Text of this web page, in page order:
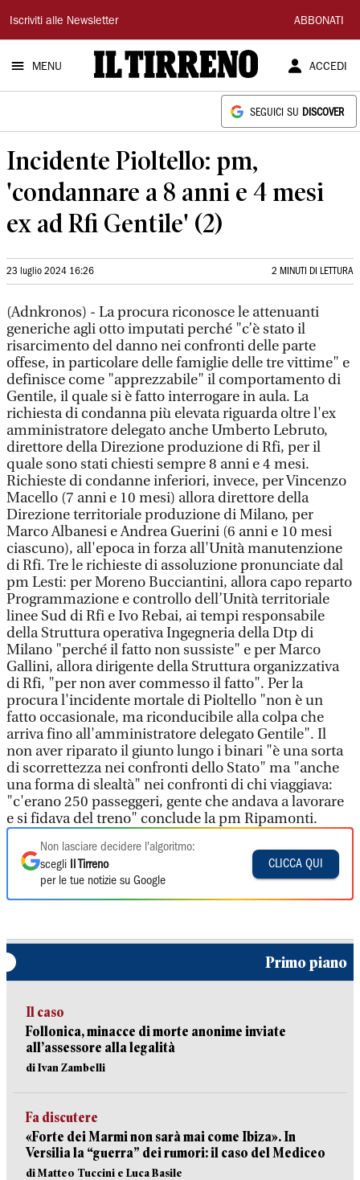
Il
Tirreno
Iscriviti alle Newsletter ABBONATI
MENU ACCEDI
SEGUICI SU DISCOVER
Incidente Pioltello: pm,
'condannare a 8 anni e 4 mesi
ex ad Rfi Gentile' (2)
23 luglio 2024 16:26 2 MINUTI DI LETTURA
(Adnkronos) - La procura riconosce le attenuanti
generiche agli otto imputati perché "c’è stato il
risarcimento del danno nei confronti delle parte
offese, in particolare delle famiglie delle tre vittime" e
definisce come "apprezzabile" il comportamento di
Gentile, il quale si è fatto interrogare in aula. La
richiesta di condanna più elevata riguarda oltre l'ex
amministratore delegato anche Umberto Lebruto,
direttore della Direzione produzione di Rfi, per il
quale sono stati chiesti sempre 8 anni e 4 mesi.
Richieste di condanne inferiori, invece, per Vincenzo
Macello (7 anni e 10 mesi) allora direttore della
Direzione territoriale produzione di Milano, per
Marco Albanesi e Andrea Guerini (6 anni e 10 mesi
ciascuno), all'epoca in forza all'Unità manutenzione
di Rfi. Tre le richieste di assoluzione pronunciate dal
pm Lesti: per Moreno Bucciantini, allora capo reparto
Programmazione e controllo dell’Unità territoriale
linee Sud di Rfi e Ivo Rebai, ai tempi responsabile
della Struttura operativa Ingegneria della Dtp di
Milano "perché il fatto non sussiste" e per Marco
Gallini, allora dirigente della Struttura organizzativa
di Rfi, "per non aver commesso il fatto". Per la
procura l'incidente mortale di Pioltello "non è un
fatto occasionale, ma riconducibile alla colpa che
arriva fino all'amministratore delegato Gentile". Il
non aver riparato il giunto lungo i binari "è una sorta
di scorrettezza nei confronti dello Stato" ma "anche
una forma di slealtà" nei confronti di chi viaggiava:
"c'erano 250 passeggeri, gente che andava a lavorare
e si fidava del treno" conclude la pm Ripamonti.
Non lasciare decidere l'algoritmo:
scegli
Il Tirreno
per le tue notizie su Google
CLICCA QUI
Primo piano
Il caso
Follonica, minacce di morte anonime inviate
all’assessore alla legalità
di Ivan Zambelli
Fa discutere
«Forte dei Marmi non sarà mai come Ibiza». In
Versilia la “guerra” dei rumori: il caso del Mediceo
di Matteo Tuccini e Luca Basile